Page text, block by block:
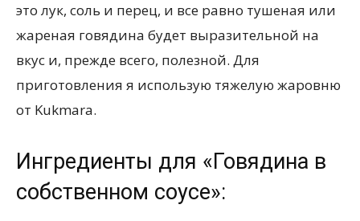
это лук, соль и перец, и все равно тушеная или
жареная говядина будет выразительной на
вкус и, прежде всего, полезной. Для
приготовления я использую тяжелую жаровню
от Kukmara.
Ингредиенты для «Говядина в
собственном соусе»: